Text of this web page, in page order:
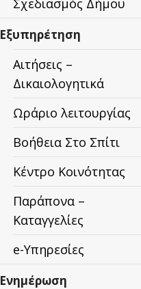
Σχεδιασμός Δήμου
Εξυπηρέτηση
Αιτήσεις –
Δικαιολογητικά
Ωράριο λειτουργίας
Βοήθεια Στο Σπίτι
Κέντρο Κοινότητας
Παράπονα –
Καταγγελίες
e-Υπηρεσίες
Ενημέρωση